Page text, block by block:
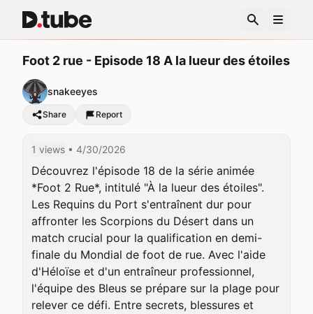
Foot 2 rue - Episode 18 A la lueur des étoiles
snakeeyes
Share Report
1 views • 4/30/2026
Découvrez l'épisode 18 de la série animée
*Foot 2 Rue*, intitulé "À la lueur des étoiles".
Les Requins du Port s'entraînent dur pour
affronter les Scorpions du Désert dans un
match crucial pour la qualification en demi-
finale du Mondial de foot de rue. Avec l'aide
d'Héloïse et d'un entraîneur professionnel,
l'équipe des Bleus se prépare sur la plage pour
relever ce défi. Entre secrets, blessures et